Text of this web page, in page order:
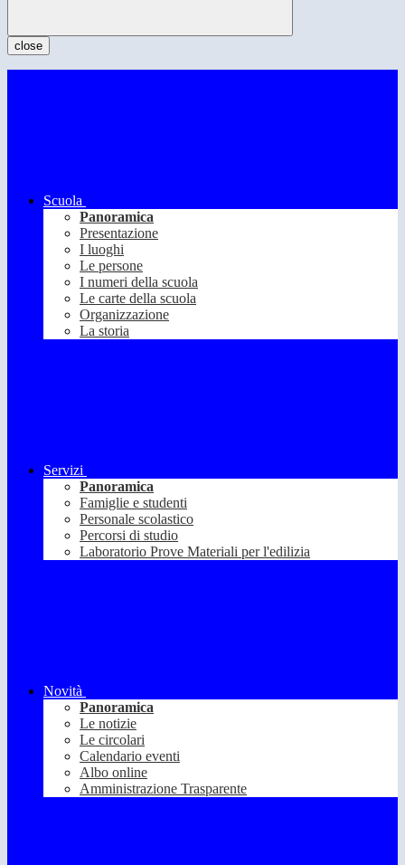
close
Scuola
Panoramica
Presentazione
I luoghi
Le persone
I numeri della scuola
Le carte della scuola
Organizzazione
La storia
Servizi
Panoramica
Famiglie e studenti
Personale scolastico
Percorsi di studio
Laboratorio Prove Materiali per l'edilizia
Novità
Panoramica
Le notizie
Le circolari
Calendario eventi
Albo online
Amministrazione Trasparente